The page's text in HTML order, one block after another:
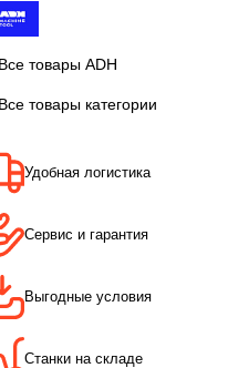
Все товары ADH
Все товары категории
Удобная логистика
Сервис и гарантия
Выгодные условия
Станки на складе